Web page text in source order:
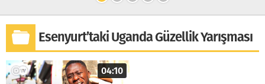
Esenyurt’taki Uganda Güzellik Yarışması
04:10